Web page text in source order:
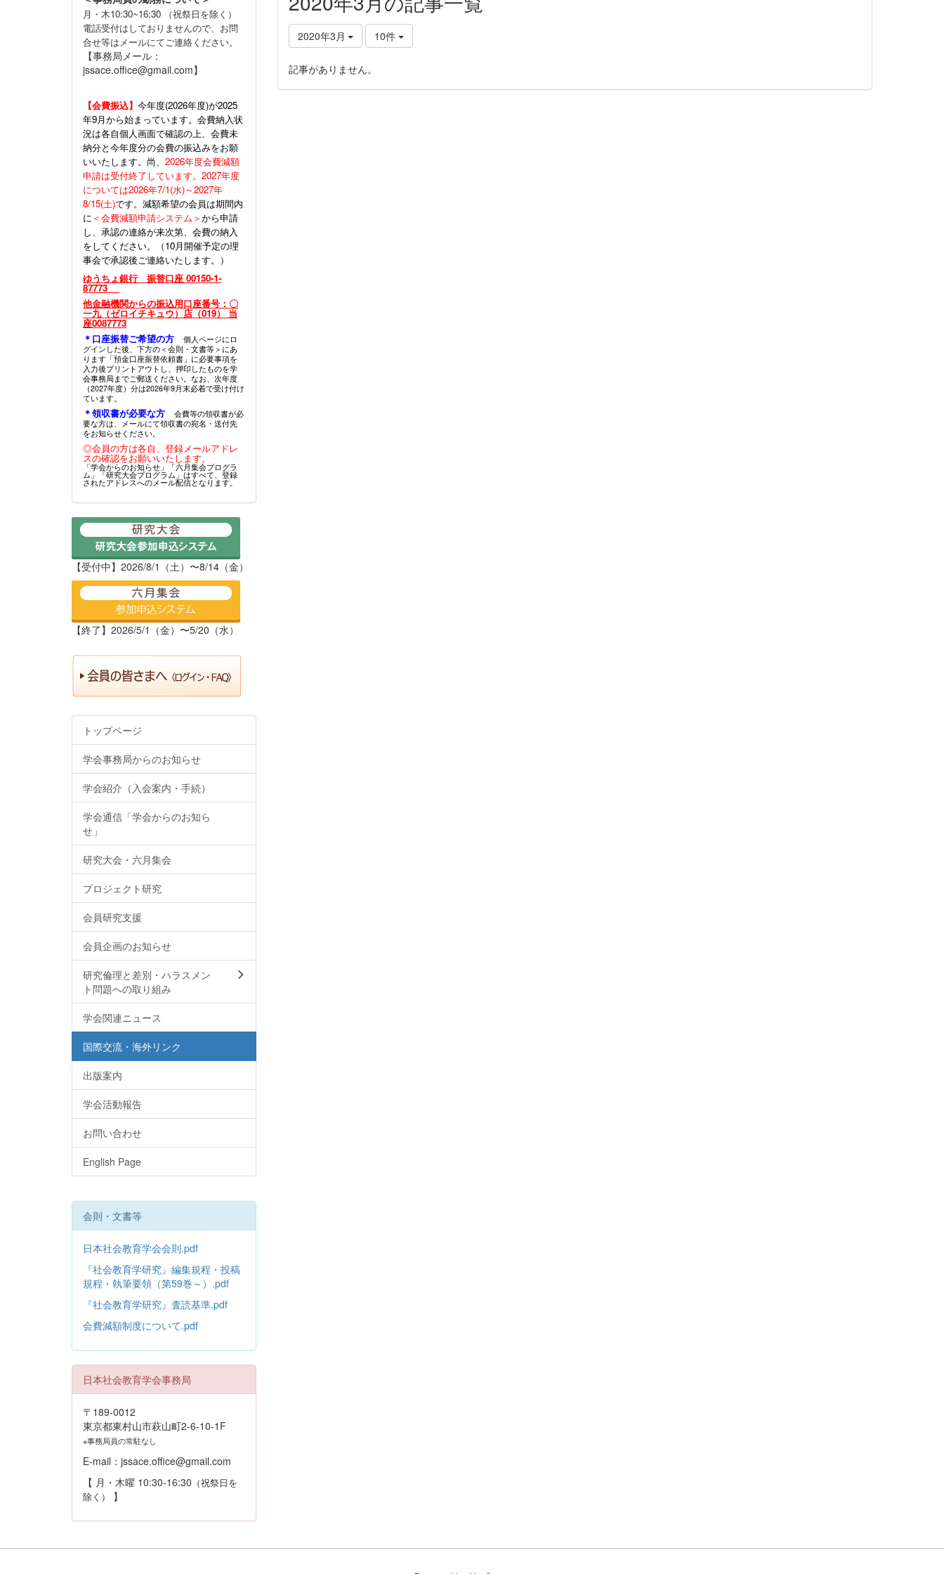
2020年3月 10件
記事がありません。
月・木10:30~16:30 （祝祭日を除く）
電話受付はしておりませんので、お問
合せ等はメールにてご連絡ください。
【事務局メール：
jssace.office@gmail.com】
【会費振込】 今年度(2026年度)が2025
年9月から始まっています。会費納入状
況は各自個人画面で確認の上、会費未
納分と今年度分の会費の振込みをお願
いいたします。尚、 2026年度会費減額
申請は受付終了しています。2027年度
については2026年7/1(水)～2027年
8/15(土)です。減額希望の会員は期間内
に ＜会費減額申請システム＞から申請
し、承認の連絡が来次第、会費の納入
をしてください。（10月開催予定の理
事会で承認後ご連絡いたします。）
ゆうちょ銀行 振替口座 00150-1-
87773
他金融機関からの振込用口座番号：〇
一九（ゼロイチキュウ）店（019） 当
座0087773
＊口座振替ご希望の方
個人ページにロ
グインした後、下方の＜会則・文書等＞にあ
ります「預金口座振替依頼書」に必要事項を
入力後プリントアウトし、押印したものを学
会事務局までご郵送ください。なお、次年度
（2027年度）分は2026年9月末必着で受け付け
ています。
＊領収書が必要な方
会費等の領収書が必
要な方は、メールにて領収書の宛名・送付先
をお知らせください。
◎会員の方は各自、登録メールアドレ
スの確認をお願いいたします。
「学会からのお知らせ」「六月集会プログラ
ム」「研究大会プログラム」はすべて、登録
されたアドレスへのメール配信となります。
【受付中】2026/8/1（土）〜8/14（金）
【終了】2026/5/1（金）〜5/20（水）
トップページ
学会事務局からのお知らせ
学会紹介（入会案内・手続）
学会通信「学会からのお知ら
せ」
研究大会・六月集会
プロジェクト研究
会員研究支援
会員企画のお知らせ
研究倫理と差別・ハラスメン
ト問題への取り組み
学会関連ニュース
国際交流・海外リンク
出版案内
学会活動報告
お問い合わせ
English Page
会則・文書等
日本社会教育学会会則.pdf
『社会教育学研究』編集規程・投稿
規程・執筆要領（第59巻～）.pdf
『社会教育学研究』査読基準.pdf
会費減額制度について.pdf
日本社会教育学会事務局
〒189-0012
東京都東村山市萩山町2-6-10-1F
※事務局員の常駐なし
E-mail：jssace.office@gmail.com
【 月・木曜 10:30-16:30 （祝祭日を
除く）
】